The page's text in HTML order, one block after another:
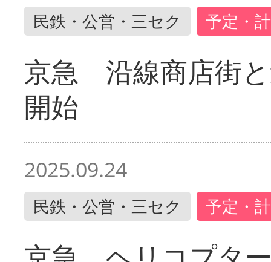
民鉄・公営・三セク 予定・
京急 沿線商店街
開始
2025.09.24
民鉄・公営・三セク 予定・